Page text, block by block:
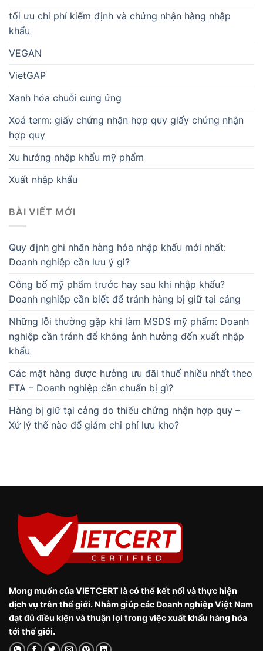
tối ưu chi phí kiểm định và chứng nhận hàng nhập
khẩu
VEGAN
VietGAP
Xanh hóa chuỗi cung ứng
Xoá term: giấy chứng nhận hợp quy giấy chứng nhận
hợp quy
Xu hướng nhập khẩu mỹ phẩm
Xuất nhập khẩu
BÀI VIẾT MỚI
Quy định ghi nhãn hàng hóa nhập khẩu mới nhất:
Doanh nghiệp cần lưu ý gì?
Công bố mỹ phẩm trước hay sau khi nhập khẩu?
Doanh nghiệp cần biết để tránh hàng bị giữ tại cảng
Những lỗi thường gặp khi làm MSDS mỹ phẩm: Doanh
nghiệp cần tránh để không ảnh hưởng đến xuất nhập
khẩu
Các mặt hàng được hưởng ưu đãi thuế nhiều nhất theo
FTA – Doanh nghiệp cần chuẩn bị gì?
Hàng bị giữ tại cảng do thiếu chứng nhận hợp quy –
Xử lý thế nào để giảm chi phí lưu kho?
Mong muốn của VIETCERT là có thể kết nối và thực hiện
dịch vụ trên thế giới. Nhằm giúp các Doanh nghiệp Việt Nam
đạt đủ điều kiện và thuận lợi trong việc xuất khẩu hàng hóa
tới thế giới.